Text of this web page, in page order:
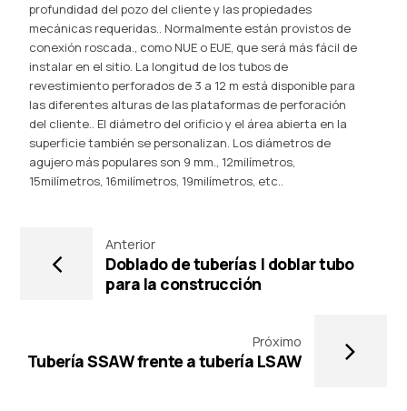
profundidad del pozo del cliente y las propiedades
mecánicas requeridas.. Normalmente están provistos de
conexión roscada., como NUE o EUE, que será más fácil de
instalar en el sitio. La longitud de los tubos de
revestimiento perforados de 3 a 12 m está disponible para
las diferentes alturas de las plataformas de perforación
del cliente.. El diámetro del orificio y el área abierta en la
superficie también se personalizan. Los diámetros de
agujero más populares son 9 mm., 12milímetros,
15milímetros, 16milímetros, 19milímetros, etc..
Anterior
Doblado de tuberías | doblar tubo
para la construcción
Próximo
Tubería SSAW frente a tubería LSAW